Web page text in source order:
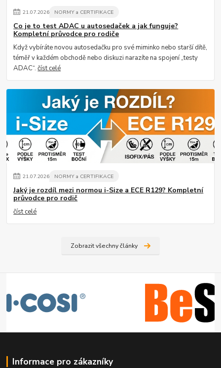
21.07.2026 NORMY a CERTIFIKACE
Co je to test ADAC u autosedaček a jak funguje?
Kompletní průvodce pro rodiče
Když vybíráte novou autosedačku pro své miminko nebo starší dítě,
téměř v každém obchodě nebo diskuzi narazíte na spojení „testy
ADAC“.číst celé
21.07.2026 NORMY a CERTIFIKACE
Jaký je rozdíl mezi normou i-Size a ECE R129? Kompletní
průvodce pro rodič
číst celé
Zobrazit všechny články
Informace pro zákazníky